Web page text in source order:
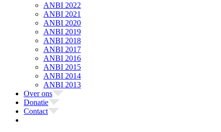
ANBI 2022
ANBI 2021
ANBI 2020
ANBI 2019
ANBI 2018
ANBI 2017
ANBI 2016
ANBI 2015
ANBI 2014
ANBI 2013
Over ons
Donatie
Contact